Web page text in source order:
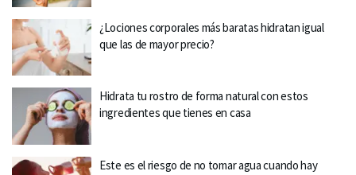
¿Lociones corporales más baratas hidratan igual
que las de mayor precio?
Hidrata tu rostro de forma natural con estos
ingredientes que tienes en casa
Este es el riesgo de no tomar agua cuando hay